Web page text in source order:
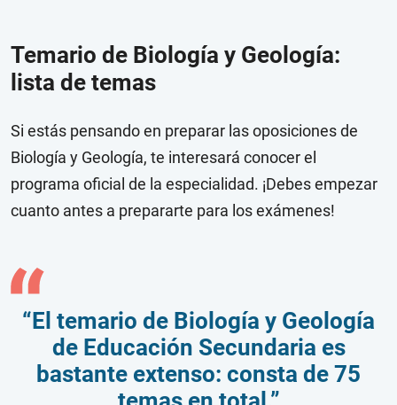
Temario de Biología y Geología:
lista de temas
Si estás pensando en preparar las oposiciones de
Biología y Geología, te interesará conocer el
programa oficial de la especialidad. ¡Debes empezar
cuanto antes a prepararte para los exámenes!
“El temario de Biología y Geología
de Educación Secundaria es
bastante extenso: consta de 75